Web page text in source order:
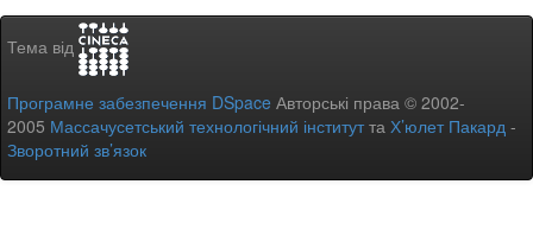
Тема від
Програмне забезпечення DSpace Авторські права © 2002-
2005 Массачусетський технологічний інститутта Х’юлет Пакард -
Зворотний зв’язок